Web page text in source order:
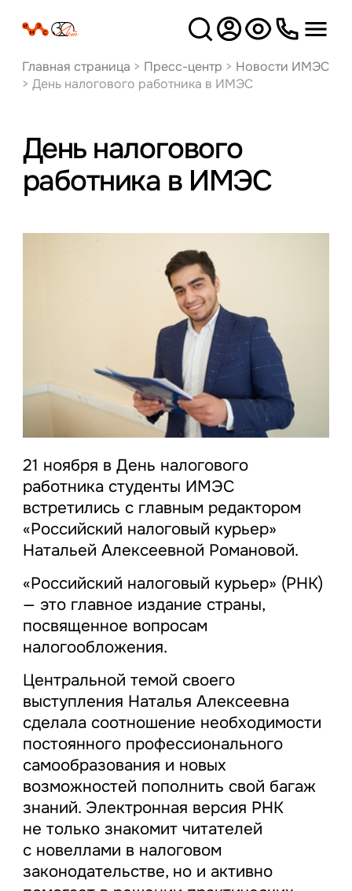
Версия
для слабовидящих
Главная страница > Пресс-центр > Новости ИМЭС
> День налогового работника в ИМЭС
День налогового
работника в ИМЭС
21 ноября в День налогового
работника студенты ИМЭС
встретились с главным редактором
«Российский налоговый курьер»
Натальей Алексеевной Романовой.
«Российский налоговый курьер» (РНК)
— это главное издание страны,
посвященное вопросам
налогообложения.
Центральной темой своего
выступления Наталья Алексеевна
сделала соотношение необходимости
постоянного профессионального
самообразования и новых
возможностей пополнить свой багаж
знаний. Электронная версия РНК
не только знакомит читателей
с новеллами в налоговом
законодательстве, но и активно